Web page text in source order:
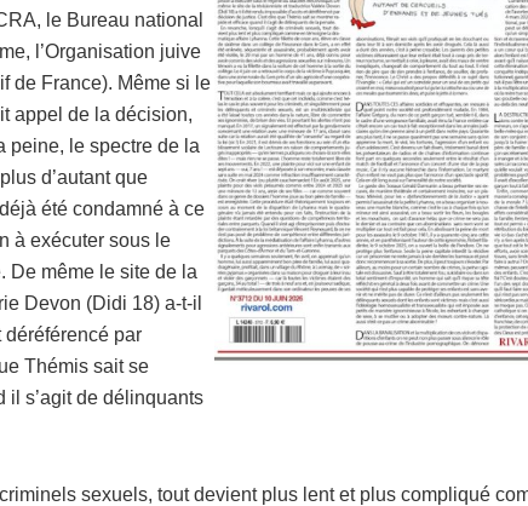
le Bureau national
l’Organisation juive
de France). Même si le
appel de la décision,
peine, le spectre de la
d’autant que
été condamné à ce
à exécuter sous le
De même le site de la
Devon (Didi 18) a-t-il
déréférencé par
Thémis sait se
il s’agit de délinquants
sexuels, tout devient plus lent et plus compliqué